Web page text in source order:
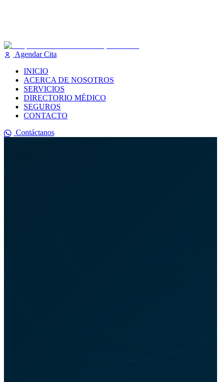
Agendar Cita
INICIO
ACERCA DE NOSOTROS
SERVICIOS
DIRECTORIO MÉDICO
SEGUROS
CONTACTO
Contáctanos